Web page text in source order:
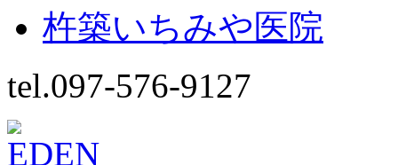
杵築いちみや医院
tel.097-576-9127